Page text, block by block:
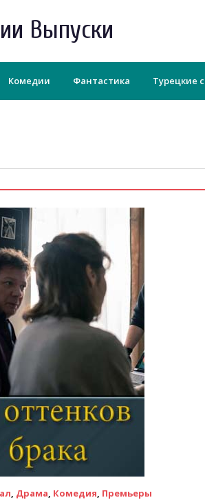
Выпуски
Комедии Фантастика Турецкие
, Драма, Комедия, Премьеры